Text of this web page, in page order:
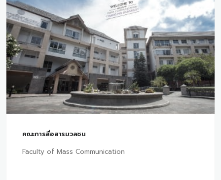
คณะการสื่อสารมวลชน
Faculty of Mass Communication